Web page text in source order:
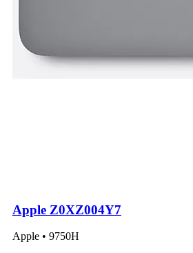
Apple Z0XZ004Y7
Apple • 9750H